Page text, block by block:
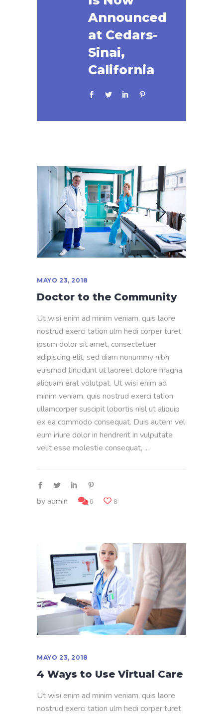
Announced
at Cedars-
Sinai,
California
MAYO 23, 2018
Doctor to the Community
Ut wisi enim ad minim veniam, quis laore
nostrud exerci tation ulm hedi corper turet
ipsum dolor sit amet, consectetuer
adipiscing elit, sed diam nonummy nibh
euismod tincidunt ut laoreet dolore magna
aliquam erat volutpat. Ut wisi enim ad
minim veniam, quis nostrud exerci tation
ullamcorper suscipit lobortis nisl ut aliquip
ex ea commodo consequat. Duis autem vel
eum iriure dolor in hendrerit in vulputate
velit esse molestie consequat,
byadmin 0 8
MAYO 23, 2018
4 Ways to Use Virtual Care
Ut wisi enim ad minim veniam, quis laore
nostrud exerci tation ulm hedi corper turet